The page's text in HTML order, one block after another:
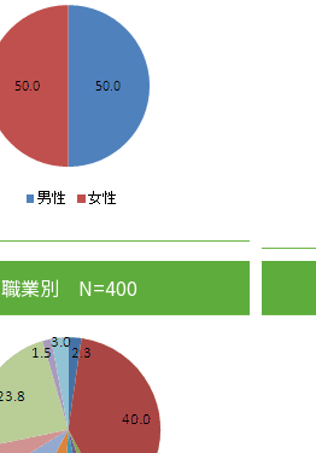
職業別 N=400